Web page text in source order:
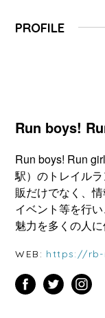
PROFILE
Run boys!
Run boys! Run
駅）のトレイル
販だけでなく、
イベント等を行
魅力を多くの人
WEB: https://